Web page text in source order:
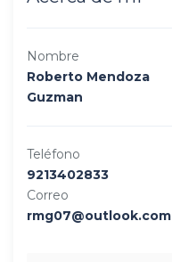
Nombre
Roberto Mendoza
Guzman
Teléfono
9213402833
Correo
rmg07@outlook.com